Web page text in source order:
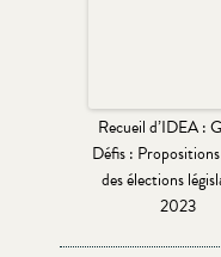
Recueil d’IDEA :
Défis :
des élections
2023